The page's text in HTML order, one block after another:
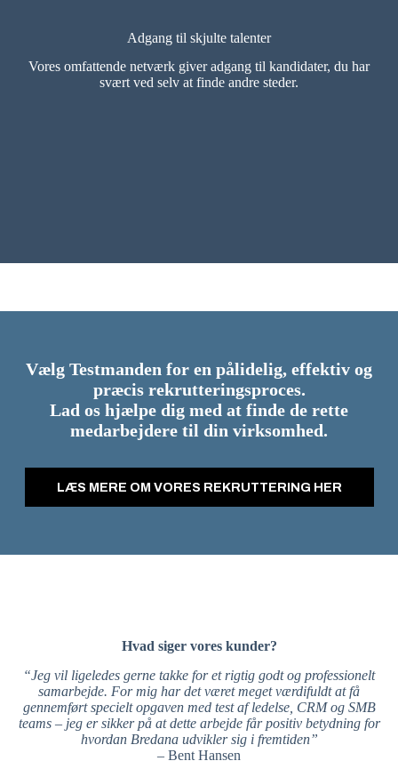
Adgang til skjulte talenter
Vores omfattende netværk giver adgang til kandidater, du har
svært ved selv at finde andre steder.
Vælg Testmanden for en pålidelig, effektiv og
præcis rekrutteringsproces.
Lad os hjælpe dig med at finde de rette
medarbejdere til din virksomhed.
LÆS MERE OM VORES REKRUTTERING HER
Hvad siger vores kunder?
“Jeg vil ligeledes gerne takke for et rigtig godt og professionelt
samarbejde. For mig har det været meget værdifuldt at få
gennemført specielt opgaven med test af ledelse, CRM og SMB
teams – jeg er sikker på at dette arbejde får positiv betydning for
hvordan Bredana udvikler sig i fremtiden”
– Bent Hansen